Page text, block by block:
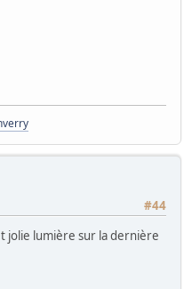
#44
jolie lumière sur la dernière